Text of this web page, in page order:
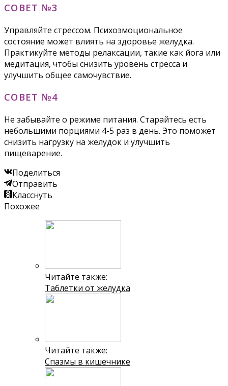
СОВЕТ №3
Управляйте стрессом. Психоэмоциональное
состояние может влиять на здоровье желудка.
Практикуйте методы релаксации, такие как йога или
медитация, чтобы снизить уровень стресса и
улучшить общее самочувствие.
СОВЕТ №4
Не забывайте о режиме питания. Старайтесь есть
небольшими порциями 4-5 раз в день. Это поможет
снизить нагрузку на желудок и улучшить
пищеварение.
Поделиться
Отправить
Класснуть
Похожее
Читайте также:
Таблетки от желудка
Читайте также:
Спазмы в кишечнике